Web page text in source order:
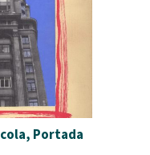
Portada